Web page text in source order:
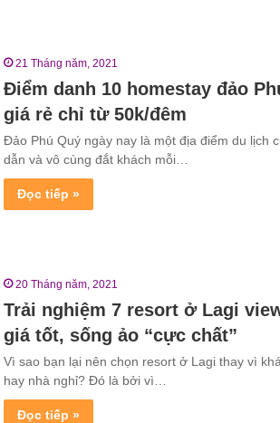
21 Tháng năm, 2021
Điểm danh 10 homestay đảo
giá rẻ chỉ từ 50k/đêm
Đảo Phú Quý ngày nay là một địa điểm du lịch
dẫn và vô cùng đắt khách mỗi…
Đọc tiếp »
20 Tháng năm, 2021
Trải nghiệm 7 resort ở Lagi
giá tốt, sống ảo “cực chất”
Vì sao bạn lại nên chọn resort ở Lagi thay vì
hay nhà nghỉ? Đó là bởi vì…
Đọc tiếp »